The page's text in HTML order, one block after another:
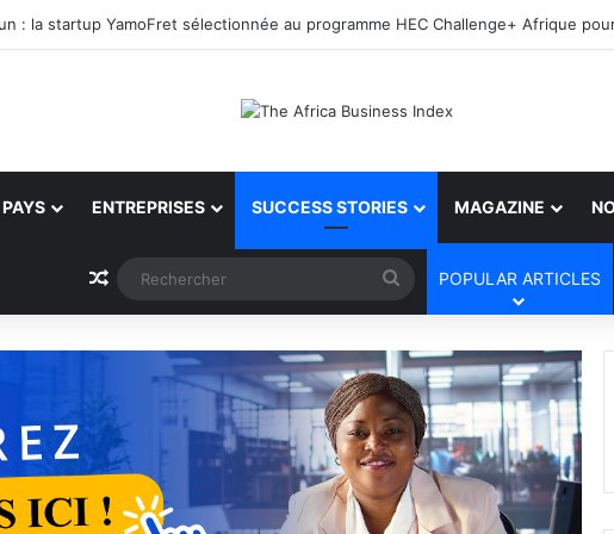
PAYS ENTREPRISES SUCCESS STORIES MAGAZINE
Article Aléatoire Rechercher
POPULAR ARTICLES